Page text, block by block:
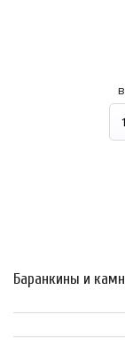
Баранкины и